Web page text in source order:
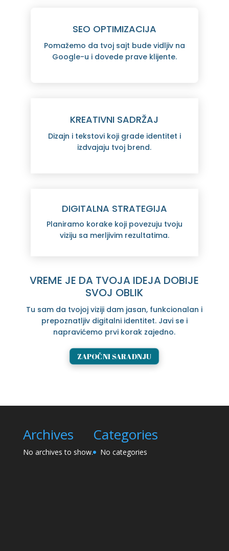
SEO OPTIMIZACIJA
Pomažemo da tvoj sajt bude vidljiv na
Google-u i dovede prave klijente.
KREATIVNI SADRŽAJ
Dizajn i tekstovi koji grade identitet i
izdvajaju tvoj brend.
DIGITALNA STRATEGIJA
Planiramo korake koji povezuju tvoju
viziju sa merljivim rezultatima.
VREME JE DA TVOJA IDEJA DOBIJE
SVOJ OBLIK
Tu sam da tvojoj viziji dam jasan, funkcionalan i
prepoznatljiv digitalni identitet. Javi se i
napravićemo prvi korak zajedno.
ZAPOČNI SARADNJU
Archives
No archives to show.
Categories
No categories